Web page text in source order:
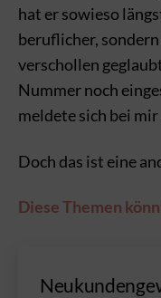
hat er sowieso
beruflicher,
verschollen
Nummer noch
meldete sich bei
Doch das ist eine
Diese Themen